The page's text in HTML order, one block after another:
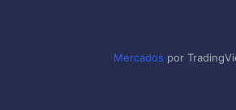
Mercados por